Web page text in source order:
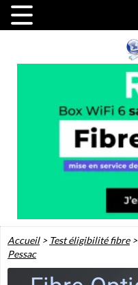
Accueil> Test éligibilité fibre>
Pessac